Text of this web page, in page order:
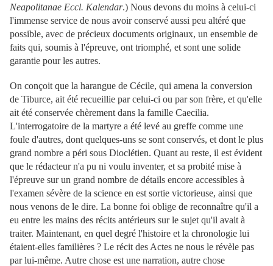
Neapolitanae Eccl. Kalendar.) Nous devons du moins à celui-ci
l'immense service de nous avoir conservé aussi peu altéré que
possible, avec de précieux documents originaux, un ensemble de
faits qui, soumis à l'épreuve, ont triomphé, et sont une solide
garantie pour les autres.
On conçoit que la harangue de Cécile, qui amena la conversion
de Tiburce, ait été recueillie par celui-ci ou par son frère, et qu'elle
ait été conservée chèrement dans la famille Caecilia.
L'interrogatoire de la martyre a été levé au greffe comme une
foule d'autres, dont quelques-uns se sont conservés, et dont le plus
grand nombre a péri sous Dioclétien. Quant au reste, il est évident
que le rédacteur n'a pu ni voulu inventer, et sa probité mise à
l'épreuve sur un grand nombre de détails encore accessibles à
l'examen sévère de la science en est sortie victorieuse, ainsi que
nous venons de le dire. La bonne foi oblige de reconnaître qu'il a
eu entre les mains des récits antérieurs sur le sujet qu'il avait à
traiter. Maintenant, en quel degré l'histoire et la chronologie lui
étaient-elles familières ? Le récit des Actes ne nous le révèle pas
par lui-même. Autre chose est une narration, autre chose